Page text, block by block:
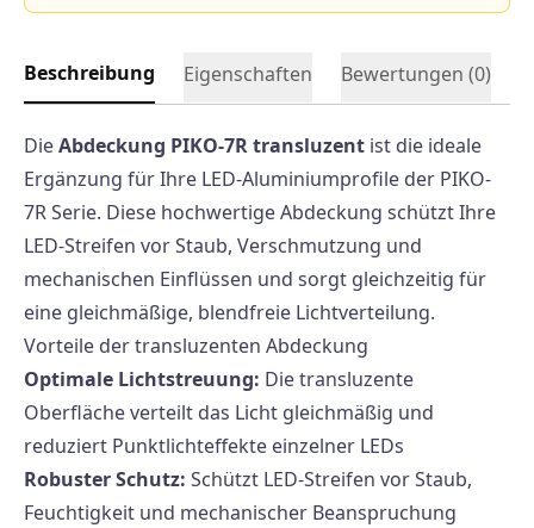
Beschreibung Eigenschaften Bewertungen (0)
DieAbdeckung PIKO-7R transluzent ist die ideale
Ergänzung für Ihre LED-Aluminiumprofile der PIKO-
7R Serie. Diese hochwertige Abdeckung schützt Ihre
LED-Streifen vor Staub, Verschmutzung und
mechanischen Einflüssen und sorgt gleichzeitig für
eine gleichmäßige, blendfreie Lichtverteilung.
Vorteile der transluzenten Abdeckung
Optimale Lichtstreuung: Die transluzente
Oberfläche verteilt das Licht gleichmäßig und
reduziert Punktlichteffekte einzelner LEDs
Robuster Schutz: Schützt LED-Streifen vor Staub,
Feuchtigkeit und mechanischer Beanspruchung